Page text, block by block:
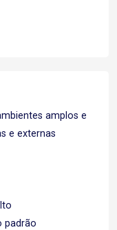
amplos e
e externas
padrão